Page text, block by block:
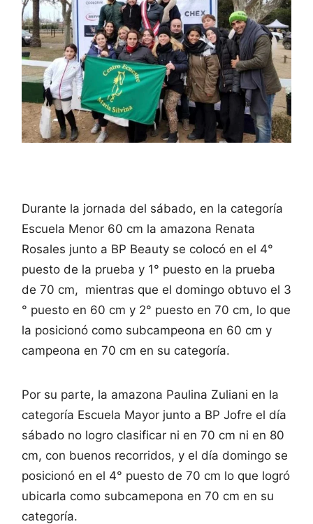
Durante la jornada del sábado, en la categoría
Escuela Menor 60 cm la amazona Renata
Rosales junto a BP Beauty se colocó en el 4°
puesto de la prueba y 1° puesto en la prueba
de 70 cm, mientras que el domingo obtuvo el 3
° puesto en 60 cm y 2° puesto en 70 cm, lo que
la posicionó como subcampeona en 60 cm y
campeona en 70 cm en su categoría.
Por su parte, la amazona Paulina Zuliani en la
categoría Escuela Mayor junto a BP Jofre el día
sábado no logro clasificar ni en 70 cm ni en 80
cm, con buenos recorridos, y el día domingo se
posicionó en el 4° puesto de 70 cm lo que logró
ubicarla como subcamepona en 70 cm en su
categoría.